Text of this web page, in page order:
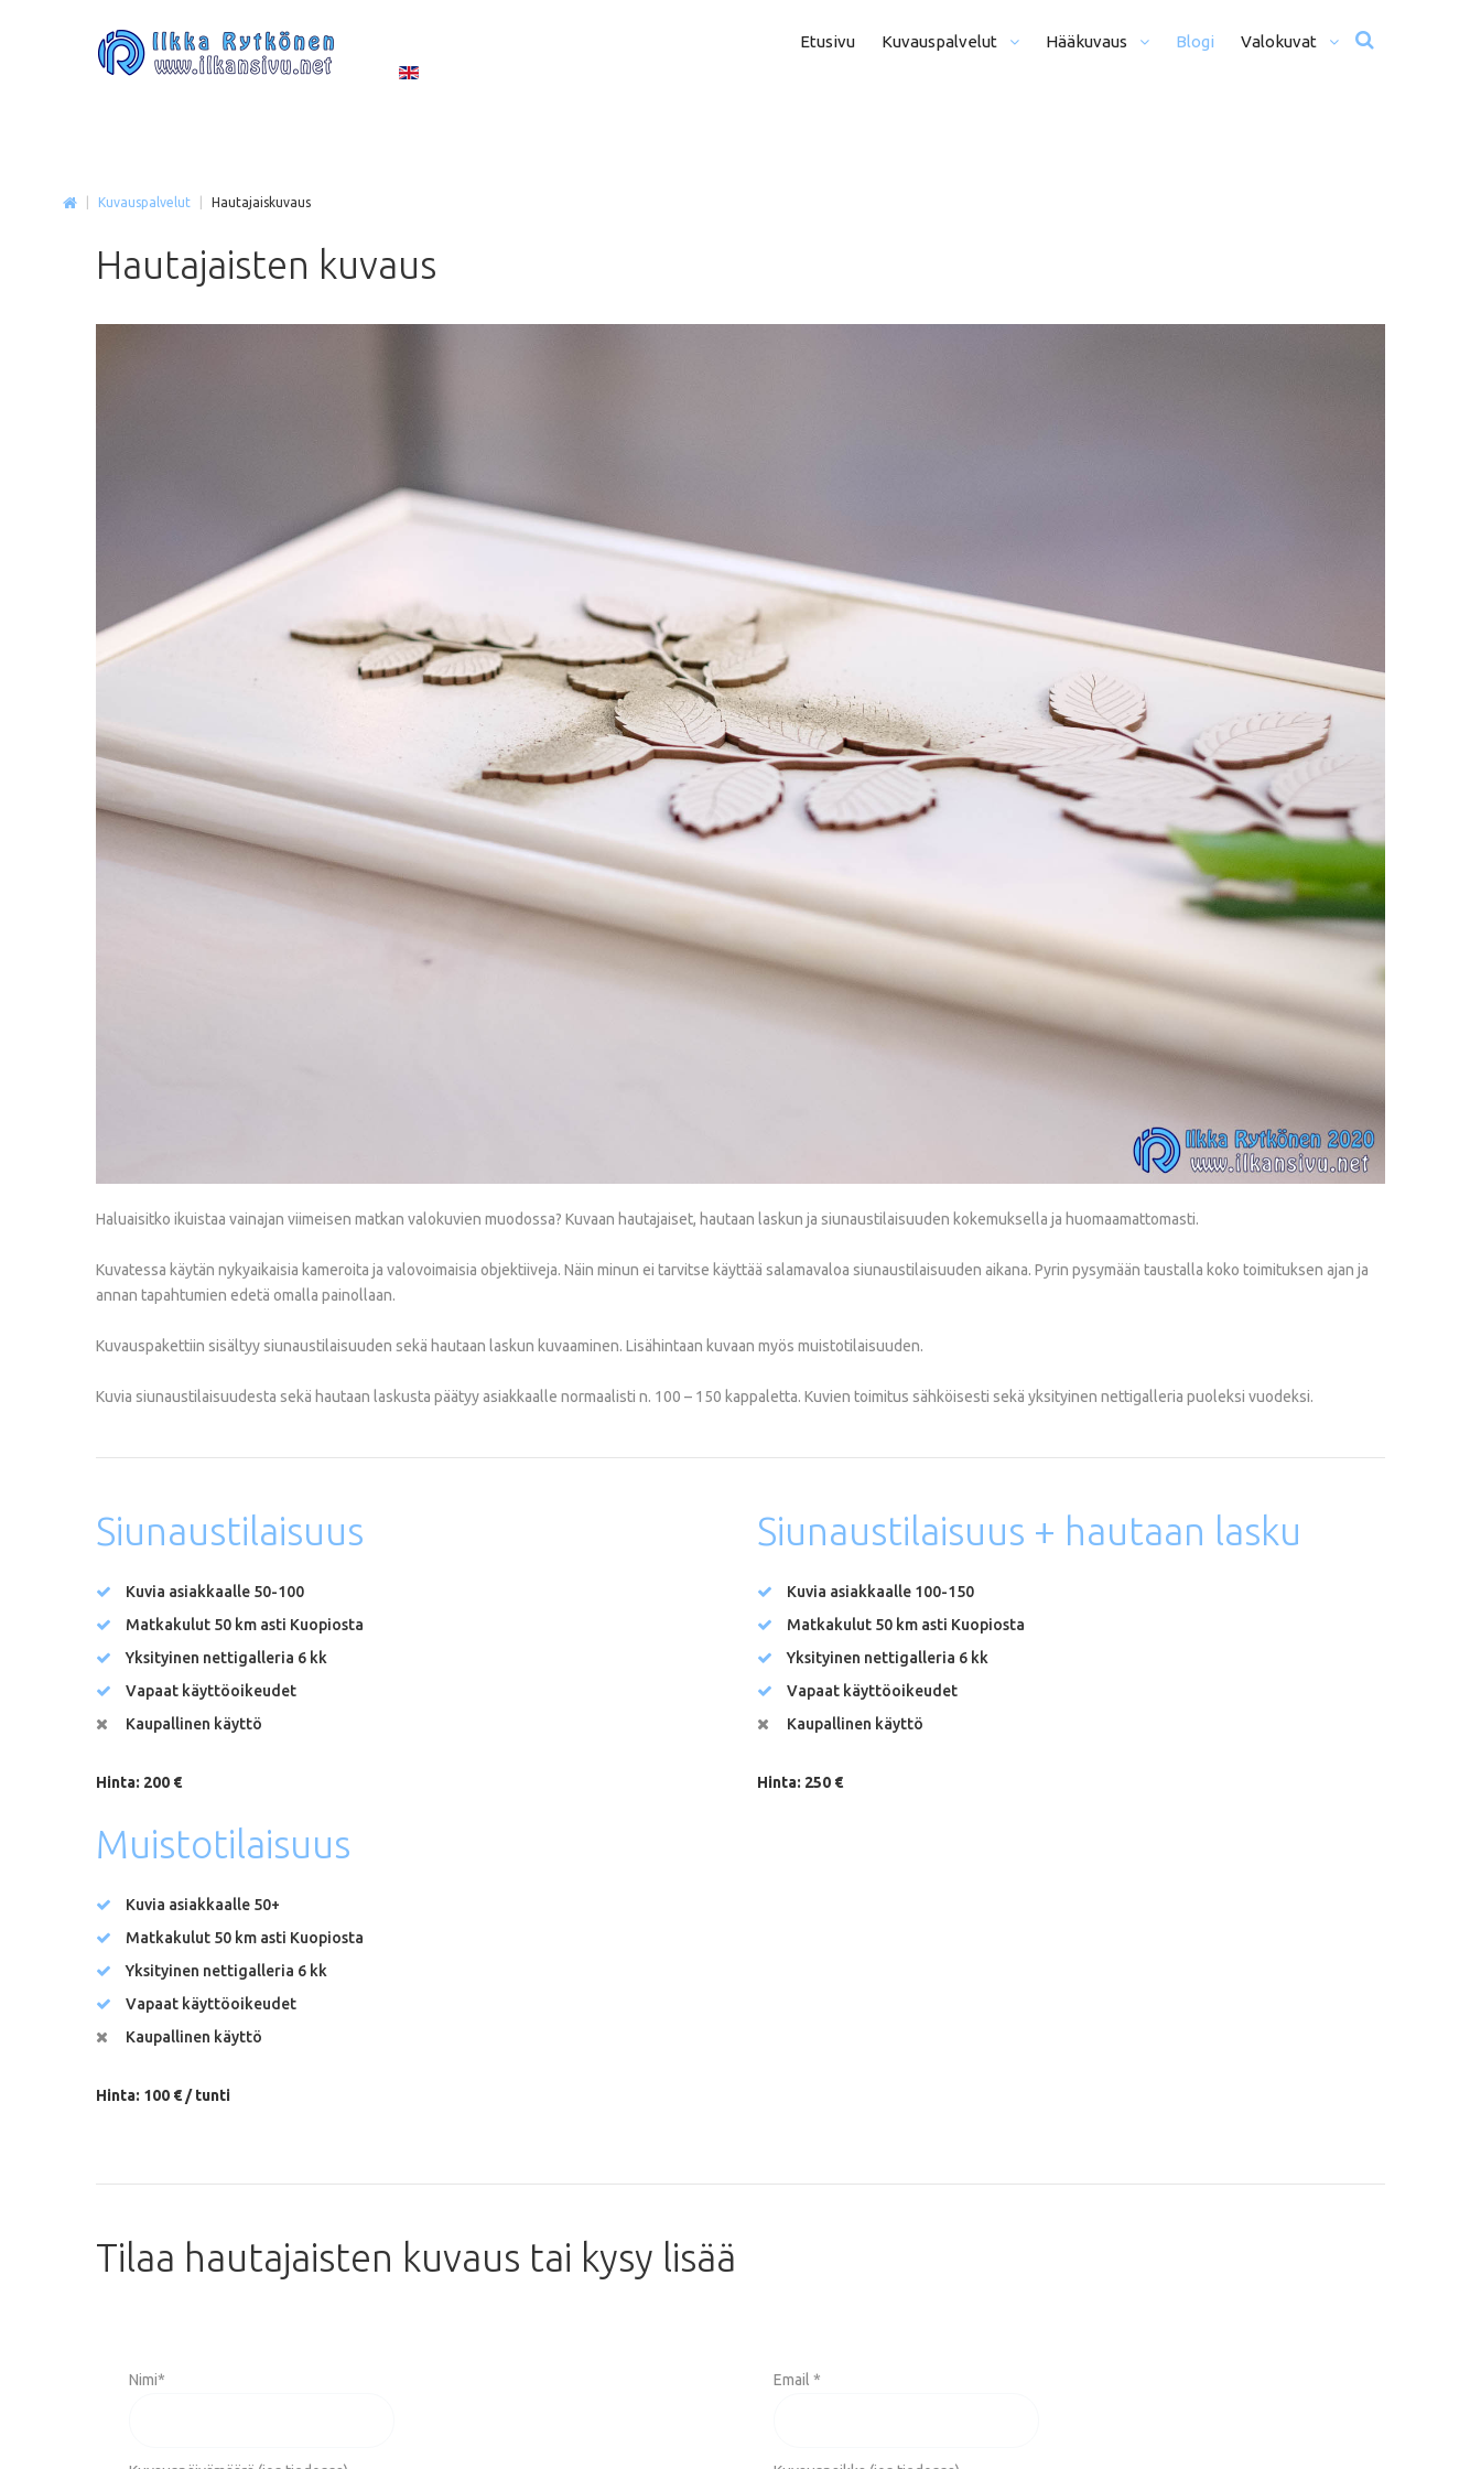
Etusivu Kuvauspalvelut Hääkuvaus Blogi Valokuvat
Kuvauspalvelut Hautajaiskuvaus
Hautajaisten kuvaus
Haluaisitko ikuistaa vainajan viimeisen matkan valokuvien muodossa? Kuvaan hautajaiset, hautaan laskun ja siunaustilaisuuden kokemuksella ja huomaamattomasti.
Kuvatessa käytän nykyaikaisia kameroita ja valovoimaisia objektiiveja. Näin minun ei tarvitse käyttää salamavaloa siunaustilaisuuden aikana. Pyrin pysymään taustalla koko toimituksen ajan ja
annan tapahtumien edetä omalla painollaan.
Kuvauspakettiin sisältyy siunaustilaisuuden sekä hautaan laskun kuvaaminen. Lisähintaan kuvaan myös muistotilaisuuden.
Kuvia siunaustilaisuudesta sekä hautaan laskusta päätyy asiakkaalle normaalisti n. 100 – 150 kappaletta. Kuvien toimitus sähköisesti sekä yksityinen nettigalleria puoleksi vuodeksi.
Siunaustilaisuus
Kuvia asiakkaalle 50-100
Matkakulut 50 km asti Kuopiosta
Yksityinen nettigalleria 6 kk
Vapaat käyttöoikeudet
Kaupallinen käyttö
Hinta: 200 €
Siunaustilaisuus + hautaan lasku
Kuvia asiakkaalle 100-150
Matkakulut 50 km asti Kuopiosta
Yksityinen nettigalleria 6 kk
Vapaat käyttöoikeudet
Kaupallinen käyttö
Hinta: 250 €
Muistotilaisuus
Kuvia asiakkaalle 50+
Matkakulut 50 km asti Kuopiosta
Yksityinen nettigalleria 6 kk
Vapaat käyttöoikeudet
Kaupallinen käyttö
Hinta: 100 € / tunti
Tilaa hautajaisten kuvaus tai kysy lisää
Nimi* Email *